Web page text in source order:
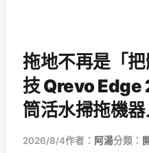
拖地不再是「
技 Qrevo Edge
筒活水掃拖機
2026/8/4作者： 阿湯分類：